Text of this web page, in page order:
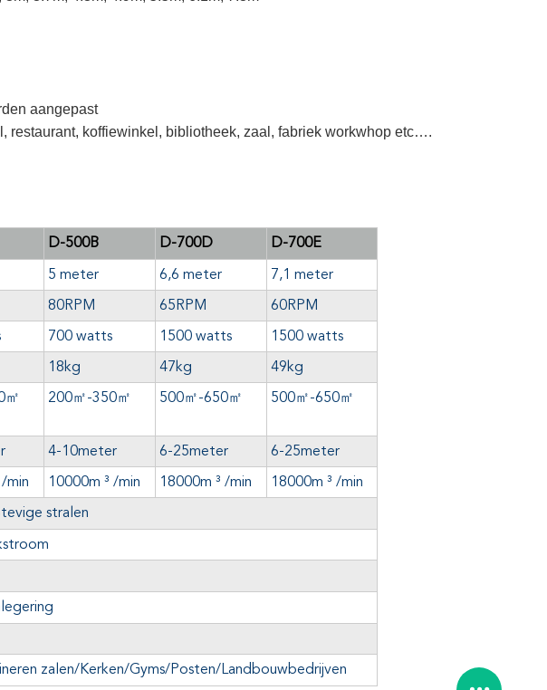
aangepast
restaurant, koffiewinkel, bibliotheek, zaal, fabriek workwhop etc….
D-500B D-700D D-700E
5 meter 6,6 meter 7,1 meter
80RPM 65RPM 60RPM
700 watts 1500 watts 1500 watts
18kg 47kg 49kg
㎡ 200㎡-350㎡ 500㎡-650㎡ 500㎡-650㎡
4-10meter 6-25meter 6-25meter
min 10000m ³ /min 18000m ³ /min 18000m ³ /min
stralen
zalen/Kerken/Gyms/Posten/Landbouwbedrijven